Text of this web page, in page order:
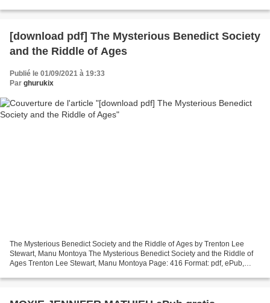
[download pdf] The Mysterious Benedict Society
and the Riddle of Ages
Publié le 01/09/2021 à 19:33
Par ghurukix
The Mysterious Benedict Society and the Riddle of Ages by Trenton Lee
Stewart, Manu Montoya The Mysterious Benedict Society and the Riddle of
Ages Trenton Lee Stewart, Manu Montoya Page: 416 Format: pdf, ePub,